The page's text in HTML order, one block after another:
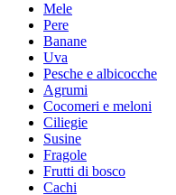
Mele
Pere
Banane
Uva
Pesche e albicocche
Agrumi
Cocomeri e meloni
Ciliegie
Susine
Fragole
Frutti di bosco
Cachi